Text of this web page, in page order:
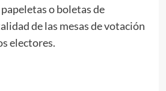
o boletas de
de las mesas de votación
electores.